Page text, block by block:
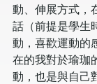
動、伸展方式，
話（前提是學生
動，喜歡運動的
在的我對於瑜珈
動，也是與自己